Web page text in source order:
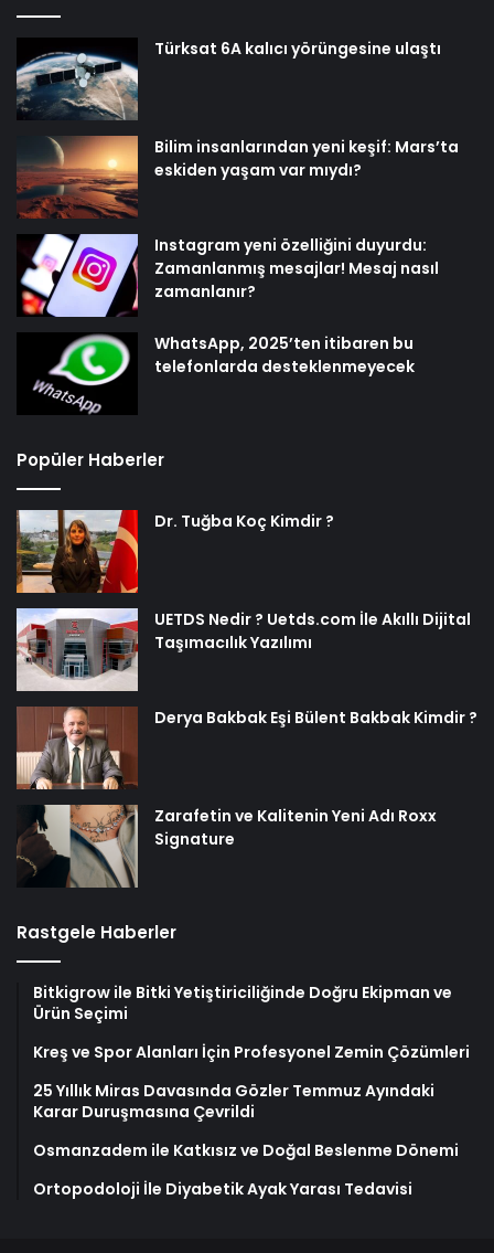
Türksat 6A kalıcı yörüngesine ulaştı
Bilim insanlarından yeni keşif: Mars’ta
eskiden yaşam var mıydı?
Instagram yeni özelliğini duyurdu:
Zamanlanmış mesajlar! Mesaj nasıl
zamanlanır?
WhatsApp, 2025’ten itibaren bu
telefonlarda desteklenmeyecek
Popüler Haberler
Dr. Tuğba Koç Kimdir ?
UETDS Nedir ? Uetds.com İle Akıllı Dijital
Taşımacılık Yazılımı
Derya Bakbak Eşi Bülent Bakbak Kimdir ?
Zarafetin ve Kalitenin Yeni Adı Roxx
Signature
Rastgele Haberler
Bitkigrow ile Bitki Yetiştiriciliğinde Doğru Ekipman ve
Ürün Seçimi
Kreş ve Spor Alanları İçin Profesyonel Zemin Çözümleri
25 Yıllık Miras Davasında Gözler Temmuz Ayındaki
Karar Duruşmasına Çevrildi
Osmanzadem ile Katkısız ve Doğal Beslenme Dönemi
Ortopodoloji İle Diyabetik Ayak Yarası Tedavisi